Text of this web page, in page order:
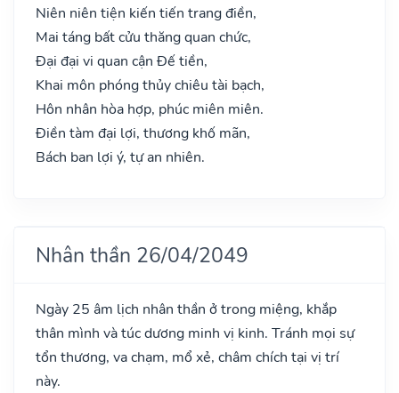
Niên niên tiện kiến tiến trang điền,
Mai táng bất cửu thăng quan chức,
Đại đại vi quan cận Đế tiền,
Khai môn phóng thủy chiêu tài bạch,
Hôn nhân hòa hợp, phúc miên miên.
Điền tàm đại lợi, thương khố mãn,
Bách ban lợi ý, tự an nhiên.
Nhân thần 26/04/2049
Ngày 25 âm lịch nhân thần ở trong miệng, khắp
thân mình và túc dương minh vị kinh. Tránh mọi sự
tổn thương, va chạm, mổ xẻ, châm chích tại vị trí
này.